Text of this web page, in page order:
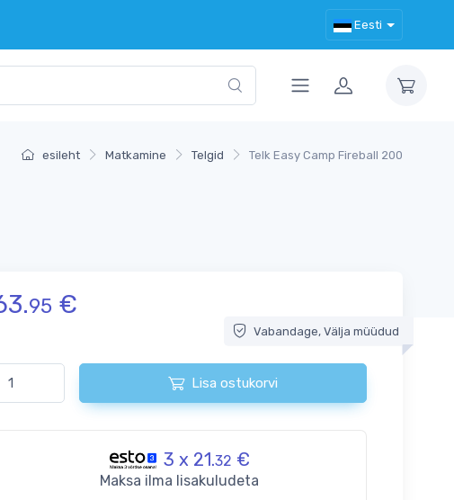
Eesti
esileht Matkamine Telgid Telk Easy Camp Fireball 200
95 €
Vabandage, Välja müüdud
Lisa ostukorvi
3 x 21.32 €
Maksa ilma lisakuludeta